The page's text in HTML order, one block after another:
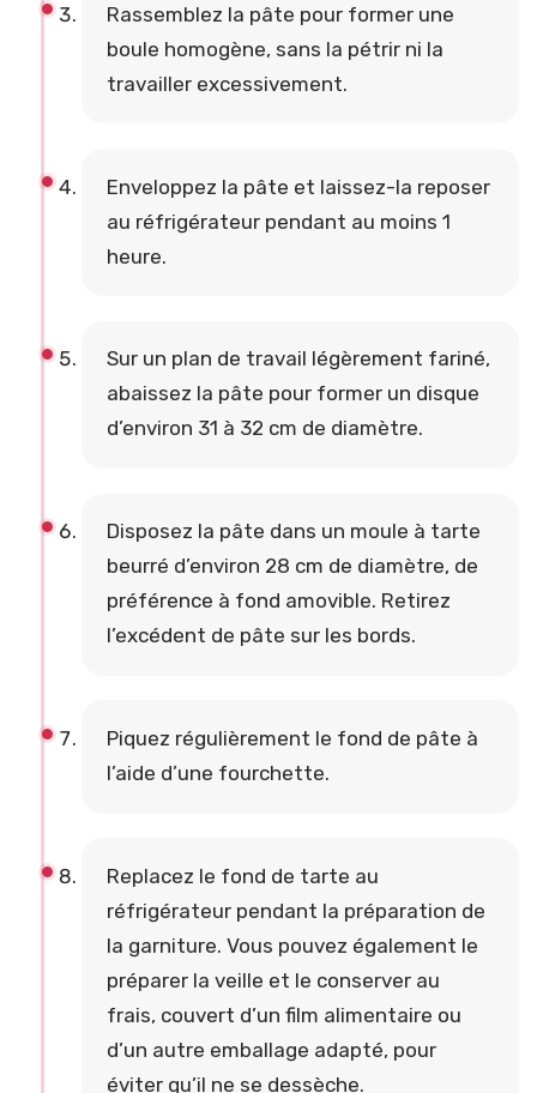
Rassemblez la pâte pour former une
boule homogène, sans la pétrir ni la
travailler excessivement.
Enveloppez la pâte et laissez-la reposer
au réfrigérateur pendant au moins 1
heure.
Sur un plan de travail légèrement fariné,
abaissez la pâte pour former un disque
d’environ 31 à 32 cm de diamètre.
Disposez la pâte dans un moule à tarte
beurré d’environ 28 cm de diamètre, de
préférence à fond amovible. Retirez
l’excédent de pâte sur les bords.
Piquez régulièrement le fond de pâte à
l’aide d’une fourchette.
Replacez le fond de tarte au
réfrigérateur pendant la préparation de
la garniture. Vous pouvez également le
préparer la veille et le conserver au
frais, couvert d’un film alimentaire ou
d’un autre emballage adapté, pour
éviter qu’il ne se dessèche.